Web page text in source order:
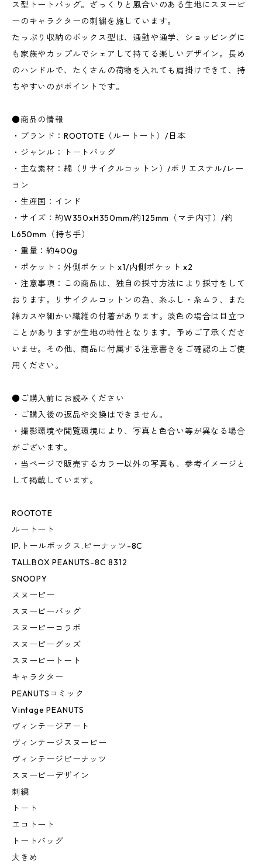
ス型トートバッグ。ざっくりと風合いのある生地にスヌーピ
ーのキャラクターの刺繍を施しています。
たっぷり収納のボックス型は、通勤や通学、ショッピングに
も家族やカップルでシェアして持てる楽しいデザイン。長め
のハンドルで、たくさんの荷物を入れても肩掛けできて、持
ちやすいのがポイントです。
●商品の情報
・ブランド：ROOTOTE（ルートート）/日本
・ジャンル：トートバッグ
・主な素材：綿（リサイクルコットン）/ポリエステル/レー
ヨン
・生産国：インド
・サイズ：約W350xH350mm/約125mm（マチ内寸）/約
L650mm（持ち手）
・重量：約400g
・ポケット：外側ポケット x1/内側ポケット x2
・注意事項：この商品は、独自の採寸方法により採寸をして
おります。リサイクルコットンの為、糸ふし・糸ムラ、また
綿カスや細かい繊維の付着があります。淡色の場合は目立つ
ことがありますが生地の特性となります。予めご了承くださ
いませ。その他、商品に付属する注意書きをご確認の上ご使
用ください。
●ご購入前にお読みください
・ご購入後の返品や交換はできません。
・撮影環境や閲覧環境により、写真と色合い等が異なる場合
がございます。
・当ページで販売するカラー以外の写真も、参考イメージと
して掲載しています。
ROOTOTE
ルートート
IP.トールボックス.ピーナッツ-8C
TALLBOX PEANUTS-8C 8312
SNOOPY
スヌーピー
スヌーピーバッグ
スヌーピーコラボ
スヌーピーグッズ
スヌーピートート
キャラクター
PEANUTSコミック
Vintage PEANUTS
ヴィンテージアート
ヴィンテージスヌーピー
ヴィンテージピーナッツ
スヌーピーデザイン
刺繍
トート
エコトート
トートバッグ
大きめ